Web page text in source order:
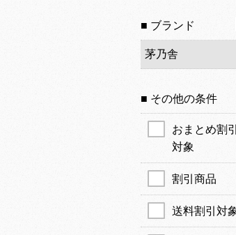
■ ブランド
茅乃舎
■ その他の条件
おまとめ割引
対象
割引商品
送料割引対